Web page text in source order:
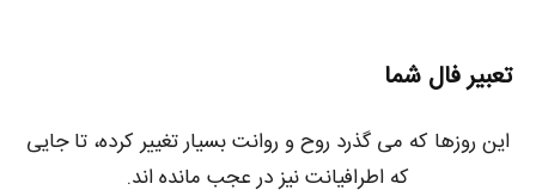
تعبیر فال شما
این روزها که می گذرد روح و روانت بسیار تغییر کرده، تا جایی
که اطرافیانت نیز در عجب مانده اند.